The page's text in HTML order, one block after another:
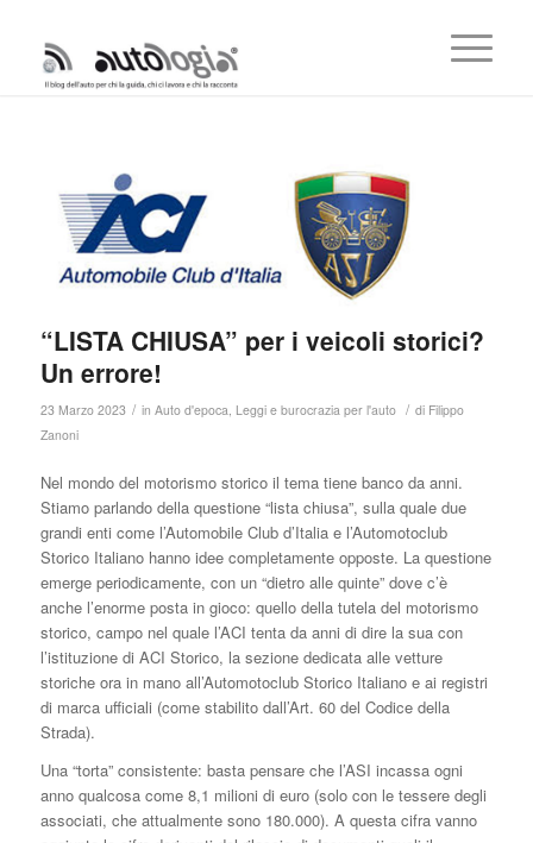
“LISTA CHIUSA” per i veicoli storici?
Un errore!
23 Marzo 2023 / in Auto d'epoca Leggi e burocrazia per l'auto / di Filippo
Zanoni
Nel mondo del motorismo storico il tema tiene banco da anni.
Stiamo parlando della questione “lista chiusa”, sulla quale due
grandi enti come l’Automobile Club d’Italia e l’Automotoclub
Storico Italiano hanno idee completamente opposte. La questione
emerge periodicamente, con un “dietro alle quinte” dove c’è
anche l’enorme posta in gioco: quello della tutela del motorismo
storico, campo nel quale l’ACI tenta da anni di dire la sua con
l’istituzione di ACI Storico, la sezione dedicata alle vetture
storiche ora in mano all’Automotoclub Storico Italiano e ai registri
di marca ufficiali (come stabilito dall’Art. 60 del Codice della
Strada).
Una “torta” consistente: basta pensare che l’ASI incassa ogni
anno qualcosa come 8,1 milioni di euro (solo con le tessere degli
associati, che attualmente sono 180.000). A questa cifra vanno